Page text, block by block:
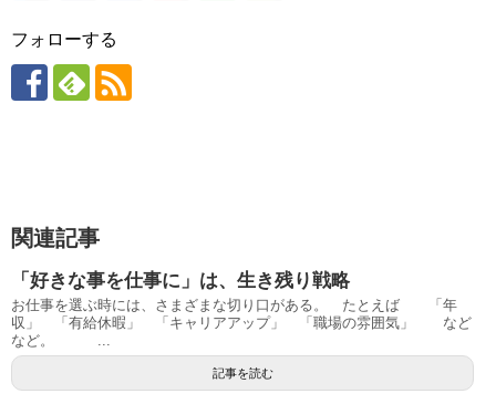
フォローする
関連記事
「好きな事を仕事に」は、生き残り戦略
お仕事を選ぶ時には、さまざまな切り口がある。 たとえば 「年
収」 「有給休暇」 「キャリアアップ」 「職場の雰囲気」 など
など。 ...
記事を読む